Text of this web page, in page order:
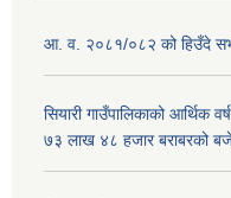
आ. व. २०८१/०८२ को हिउँदे
सियारी गाउँपालिकाको आर्थिक
७३ लाख ४८ हजार बराबरको